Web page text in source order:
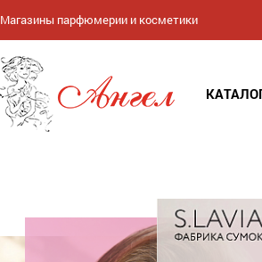
Магазины парфюмерии и косметики